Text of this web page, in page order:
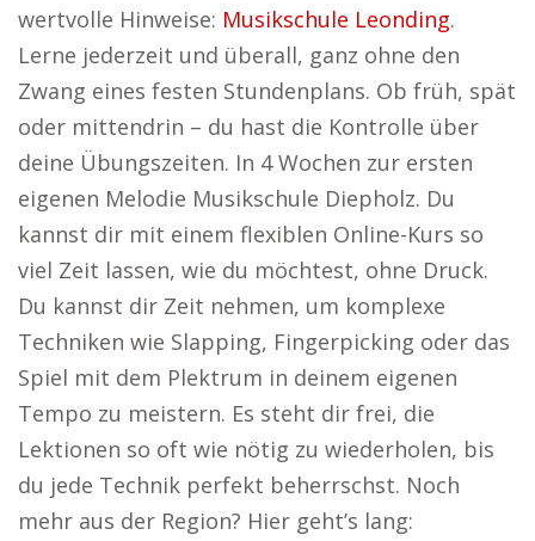
wertvolle Hinweise: Musikschule Leonding.
Lerne jederzeit und überall, ganz ohne den
Zwang eines festen Stundenplans. Ob früh, spät
oder mittendrin – du hast die Kontrolle über
deine Übungszeiten. In 4 Wochen zur ersten
eigenen Melodie Musikschule Diepholz. Du
kannst dir mit einem flexiblen Online-Kurs so
viel Zeit lassen, wie du möchtest, ohne Druck.
Du kannst dir Zeit nehmen, um komplexe
Techniken wie Slapping, Fingerpicking oder das
Spiel mit dem Plektrum in deinem eigenen
Tempo zu meistern. Es steht dir frei, die
Lektionen so oft wie nötig zu wiederholen, bis
du jede Technik perfekt beherrschst. Noch
mehr aus der Region? Hier geht’s lang: